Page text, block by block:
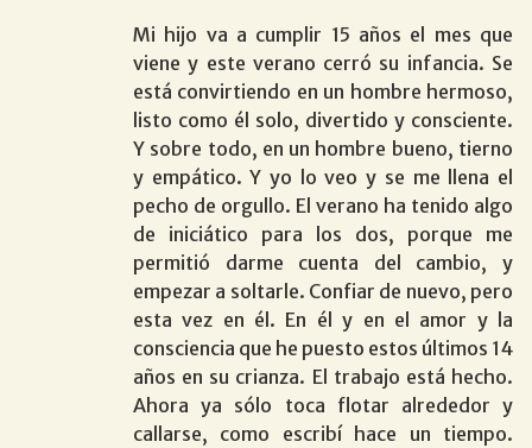
Mi hijo va a cumplir 15 años el mes que
viene y este verano cerró su infancia. Se
está convirtiendo en un hombre hermoso,
listo como él solo, divertido y consciente.
Y sobre todo, en un hombre bueno, tierno
y empático. Y yo lo veo y se me llena el
pecho de orgullo. El verano ha tenido algo
de iniciático para los dos, porque me
permitió darme cuenta del cambio, y
empezar a soltarle. Confiar de nuevo, pero
esta vez en él. En él y en el amor y la
consciencia que he puesto estos últimos 14
años en su crianza. El trabajo está hecho.
Ahora ya sólo toca flotar alrededor y
callarse, como escribí hace un tiempo.